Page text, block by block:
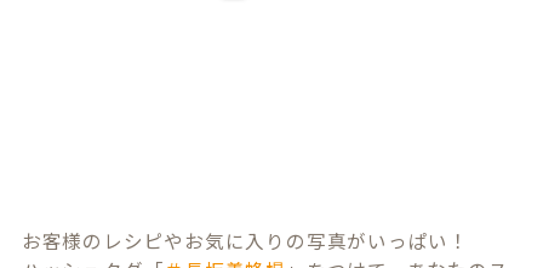
お客様のレシピやお気に入りの写真がいっぱい！